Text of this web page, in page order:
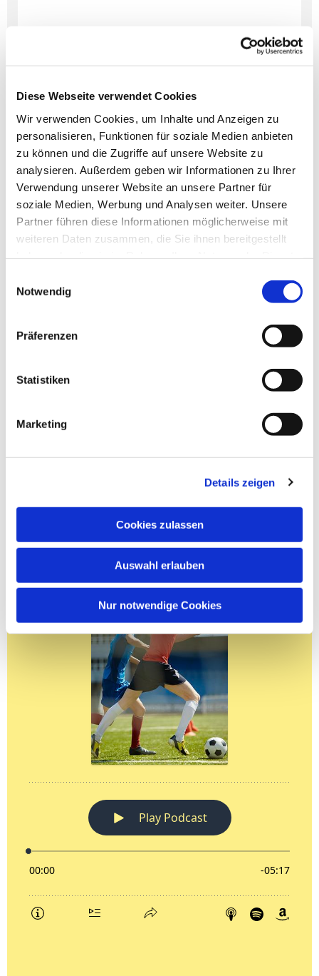
Diese Webseite verwendet Cookies
Wir verwenden Cookies, um Inhalte und Anzeigen zu
personalisieren, Funktionen für soziale Medien anbieten
zu können und die Zugriffe auf unsere Website zu
analysieren. Außerdem geben wir Informationen zu Ihrer
Verwendung unserer Website an unsere Partner für
soziale Medien, Werbung und Analysen weiter. Unsere
Partner führen diese Informationen möglicherweise mit
weiteren Daten zusammen, die Sie ihnen bereitgestellt
Notwendig
Präferenzen
Statistiken
Marketing
Details zeigen
Cookies zulassen
Auswahl erlauben
Nur notwendige Cookies
interessieren